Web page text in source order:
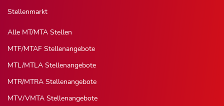
Stellenmarkt
Alle MT/MTA Stellen
MTF/MTAF Stellenangebote
MTL/MTLA Stellenangebote
MTR/MTRA Stellenangebote
MTV/VMTA Stellenangebote